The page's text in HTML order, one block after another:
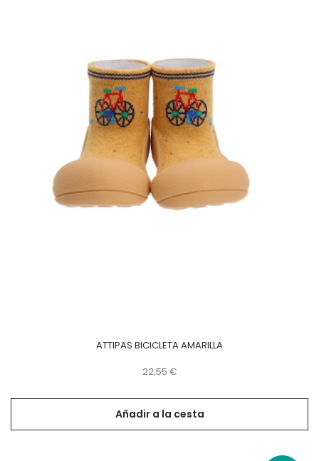
ATTIPAS BICICLETA AMARILLA
Precio
22,55 €
Añadir a la cesta